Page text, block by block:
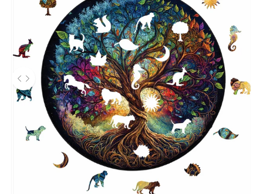
Önce ve sonra fotoğrafları arasında gezinmek için sol ve sağ